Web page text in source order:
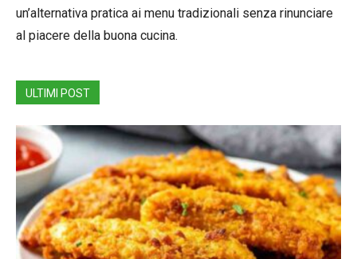
un’alternativa pratica ai menu tradizionali senza rinunciare
al piacere della buona cucina.
ULTIMI POST